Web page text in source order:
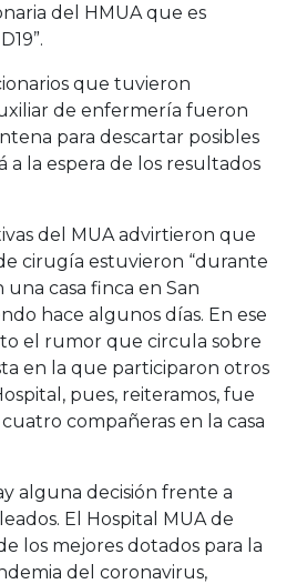
del HMUA que es
que tuvieron
de enfermería fueron
para descartar posibles
a la espera de los resultados
del MUA advirtieron que
cirugía estuvieron “durante
casa finca en San
hace algunos días. En ese
el rumor que circula sobre
en la que participaron otros
pues, reiteramos, fue
compañeras en la casa
alguna decisión frente a
El Hospital MUA de
los mejores dotados para la
del coronavirus,